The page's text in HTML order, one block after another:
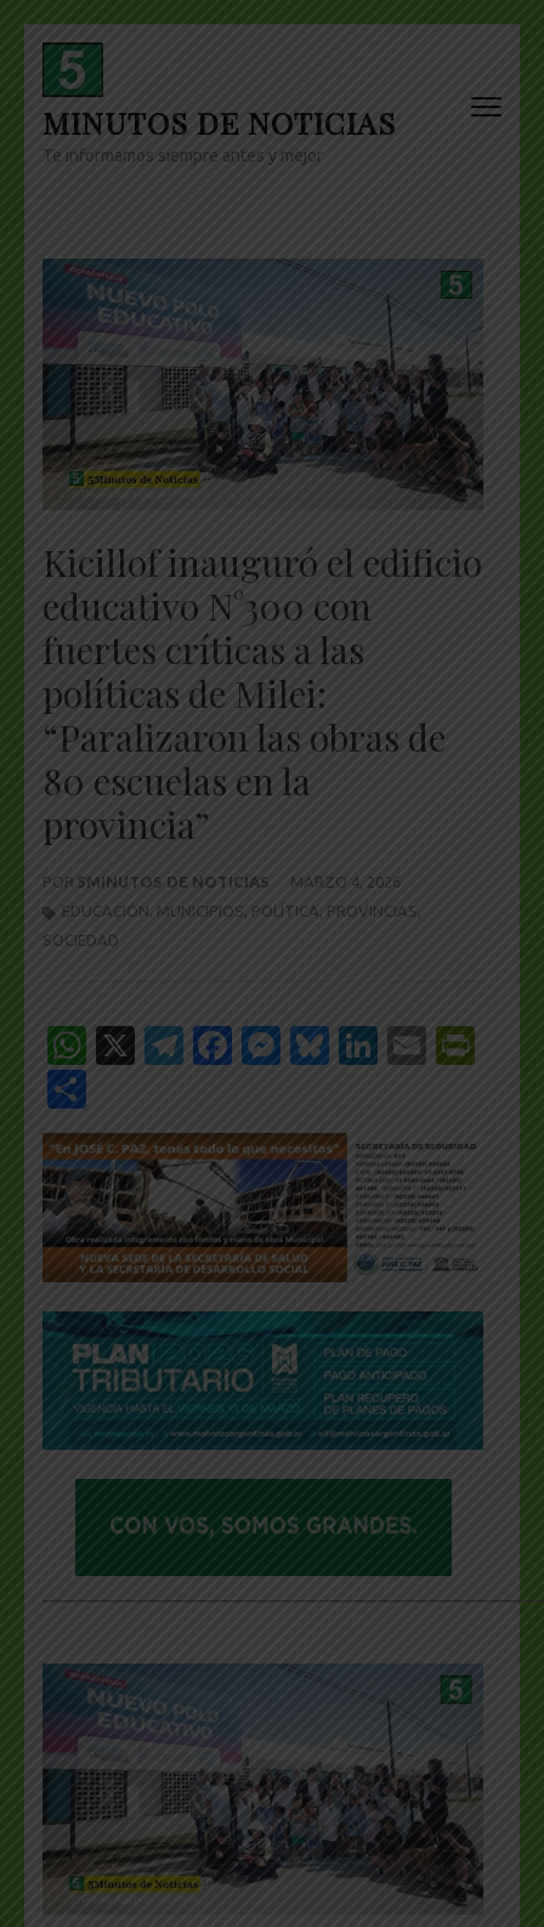
Skip
content
(Press
Enter)
MINUTOS DE NOTICIAS
Te informamos siempre antes y mejor
Kicillof inauguró el edificio
educativo N°300 con
fuertes críticas a las
políticas de Milei:
“Paralizaron las obras de
80 escuelas en la
provincia”
POR 5MINUTOS DE NOTICIAS
MARZO 4, 2026
EDUCACIÓN , MUNICIPIOS, POLÍTICA, PROVINCIAS
SOCIEDAD
WhatsApp
X Telegram
Facebook
Messenger
Bluesky
LinkedIn
Email